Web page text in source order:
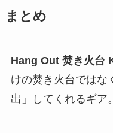
まとめ
Hang Out 焚き火台
けの焚き火台ではな
出」してくれるギア。